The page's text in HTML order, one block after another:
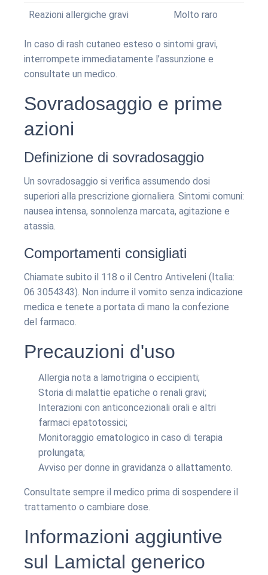
Reazioni allergiche gravi Molto raro
In caso di rash cutaneo esteso o sintomi gravi,
interrompete immediatamente l’assunzione e
consultate un medico.
Sovradosaggio e prime
azioni
Definizione di sovradosaggio
Un sovradosaggio si verifica assumendo dosi
superiori alla prescrizione giornaliera. Sintomi comuni:
nausea intensa, sonnolenza marcata, agitazione e
atassia.
Comportamenti consigliati
Chiamate subito il 118 o il Centro Antiveleni (Italia:
06 3054343). Non indurre il vomito senza indicazione
medica e tenete a portata di mano la confezione
del farmaco.
Precauzioni d'uso
Allergia nota a lamotrigina o eccipienti;
Storia di malattie epatiche o renali gravi;
Interazioni con anticoncezionali orali e altri
farmaci epatotossici;
Monitoraggio ematologico in caso di terapia
prolungata;
Avviso per donne in gravidanza o allattamento.
Consultate sempre il medico prima di sospendere il
trattamento o cambiare dose.
Informazioni aggiuntive
sul Lamictal generico